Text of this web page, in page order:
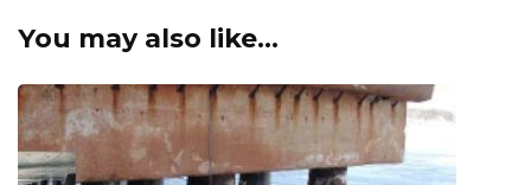
You may also like...